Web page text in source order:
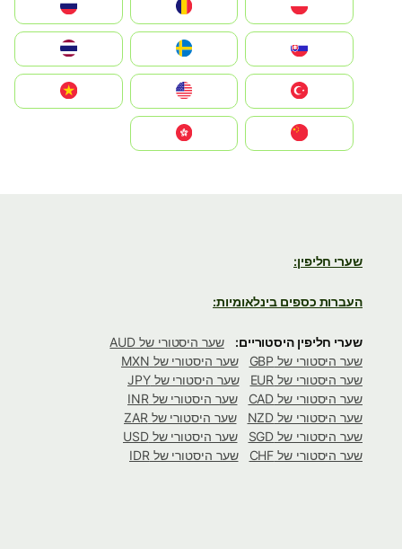
România
Slovensko
United States
Vietnam
שערי חליפין:
העברות כספים בינלאומיות:
שערי חליפין היסטוריים:
שער היסטורי של AUD
שער היסטורי של GBP
שער היסטורי של MXN
שער היסטורי של EUR
שער היסטורי של JPY
שער היסטורי של CAD
שער היסטורי של INR
שער היסטורי של NZD
שער היסטורי של ZAR
שער היסטורי של SGD
שער היסטורי של USD
שער היסטורי של CHF
שער היסטורי של IDR